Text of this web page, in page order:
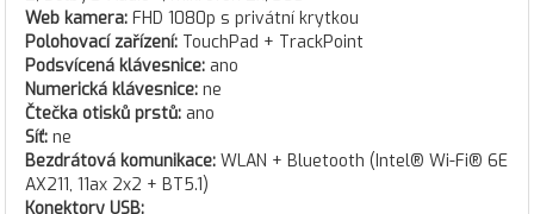
Web kamera: FHD 1080p s privátní krytkou
Polohovací zařízení: TouchPad + TrackPoint
Podsvícená klávesnice: ano
Numerická klávesnice: ne
Čtečka otisků prstů: ano
Síť: ne
Bezdrátová komunikace: WLAN + Bluetooth (Intel® Wi-Fi® 6E
AX211, 11ax 2x2 + BT5.1)
Konektory USB: